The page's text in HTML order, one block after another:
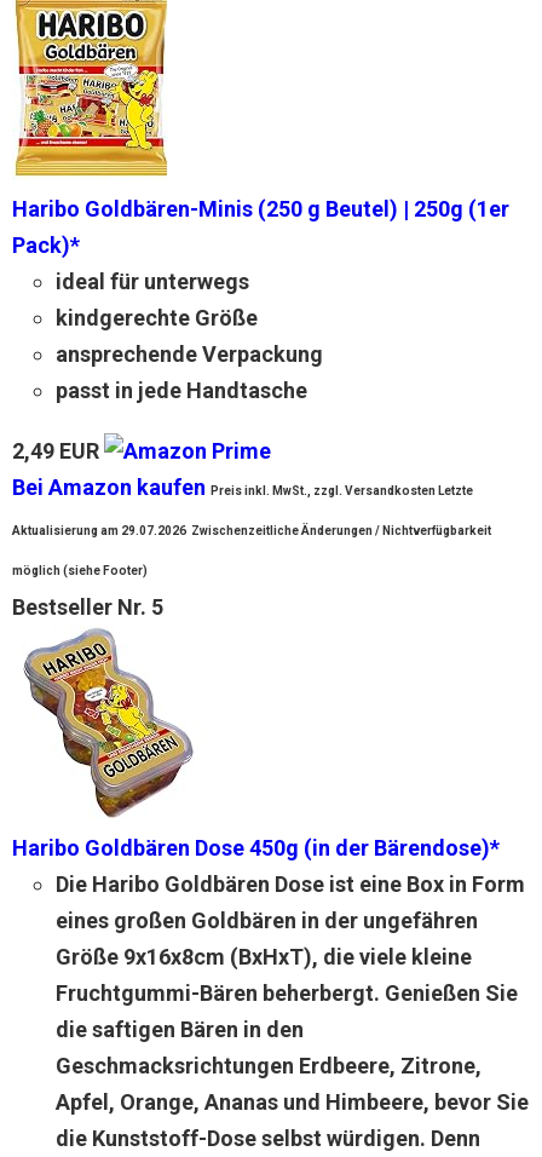
Haribo Goldbären-Minis (250 g Beutel) | 250g (1er
Pack)*
ideal für unterwegs
kindgerechte Größe
ansprechende Verpackung
passt in jede Handtasche
2,49 EUR
Bei Amazon kaufen
Preis inkl. MwSt., zzgl. Versandkosten Letzte
Aktualisierung am 29.07.2026 Zwischenzeitliche Änderungen / Nichtverfügbarkeit
möglich (siehe Footer)
Bestseller Nr. 5
Haribo Goldbären Dose 450g (in der Bärendose)*
Die Haribo Goldbären Dose ist eine Box in Form
eines großen Goldbären in der ungefähren
Größe 9x16x8cm (BxHxT), die viele kleine
Fruchtgummi-Bären beherbergt. Genießen Sie
die saftigen Bären in den
Geschmacksrichtungen Erdbeere, Zitrone,
Apfel, Orange, Ananas und Himbeere, bevor Sie
die Kunststoff-Dose selbst würdigen. Denn